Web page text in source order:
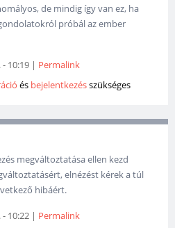
de mindig így van ez, ha
próbál az ember
- 10:19 | Permalink
és bejelentkezésszükséges
megváltoztatása ellen kezd
elnézést kérek a túl
hibáért.
- 10:22 | Permalink